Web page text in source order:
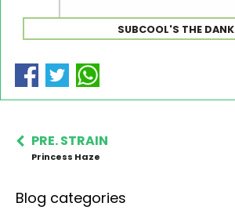
SUBCOOL'S THE DANK
PRE. STRAIN
Princess Haze
Blog categories